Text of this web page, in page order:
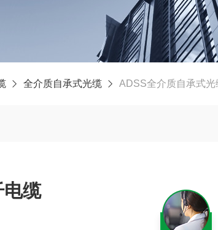
全介质自承式光缆 ADSS全介质自承式光
缆